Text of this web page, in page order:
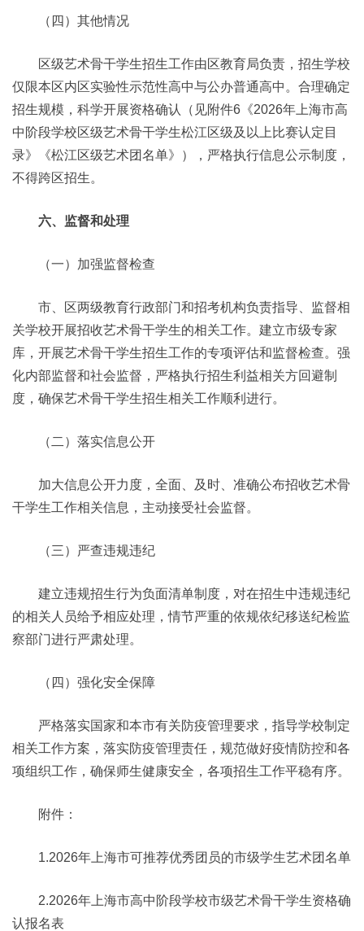
（四）其他情况
区级艺术骨干学生招生工作由区教育局负责，招生学校
仅限本区内区实验性示范性高中与公办普通高中。合理确定
招生规模，科学开展资格确认（见附件6《2026年上海市高
中阶段学校区级艺术骨干学生松江区级及以上比赛认定目
录》《松江区级艺术团名单》），严格执行信息公示制度，
不得跨区招生。
六、监督和处理
（一）加强监督检查
市、区两级教育行政部门和招考机构负责指导、监督相
关学校开展招收艺术骨干学生的相关工作。建立市级专家
库，开展艺术骨干学生招生工作的专项评估和监督检查。强
化内部监督和社会监督，严格执行招生利益相关方回避制
度，确保艺术骨干学生招生相关工作顺利进行。
（二）落实信息公开
加大信息公开力度，全面、及时、准确公布招收艺术骨
干学生工作相关信息，主动接受社会监督。
（三）严查违规违纪
建立违规招生行为负面清单制度，对在招生中违规违纪
的相关人员给予相应处理，情节严重的依规依纪移送纪检监
察部门进行严肃处理。
（四）强化安全保障
严格落实国家和本市有关防疫管理要求，指导学校制定
相关工作方案，落实防疫管理责任，规范做好疫情防控和各
项组织工作，确保师生健康安全，各项招生工作平稳有序。
附件：
1.2026年上海市可推荐优秀团员的市级学生艺术团名单
2.2026年上海市高中阶段学校市级艺术骨干学生资格确
认报名表